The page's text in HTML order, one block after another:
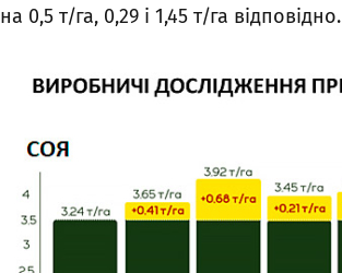
на 0,5 т/га, 0,29 і 1,45 т/га